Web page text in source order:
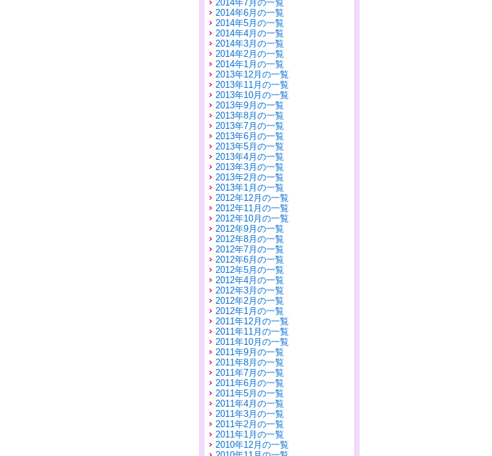
2014年7月の一覧
2014年6月の一覧
2014年5月の一覧
2014年4月の一覧
2014年3月の一覧
2014年2月の一覧
2014年1月の一覧
2013年12月の一覧
2013年11月の一覧
2013年10月の一覧
2013年9月の一覧
2013年8月の一覧
2013年7月の一覧
2013年6月の一覧
2013年5月の一覧
2013年4月の一覧
2013年3月の一覧
2013年2月の一覧
2013年1月の一覧
2012年12月の一覧
2012年11月の一覧
2012年10月の一覧
2012年9月の一覧
2012年8月の一覧
2012年7月の一覧
2012年6月の一覧
2012年5月の一覧
2012年4月の一覧
2012年3月の一覧
2012年2月の一覧
2012年1月の一覧
2011年12月の一覧
2011年11月の一覧
2011年10月の一覧
2011年9月の一覧
2011年8月の一覧
2011年7月の一覧
2011年6月の一覧
2011年5月の一覧
2011年4月の一覧
2011年3月の一覧
2011年2月の一覧
2011年1月の一覧
2010年12月の一覧